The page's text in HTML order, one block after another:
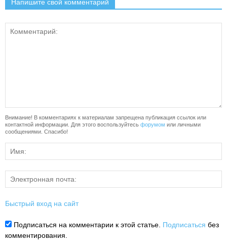
Напишите свой комментарий
Внимание! В комментариях к материалам запрещена публикация ссылок или
контактной информации. Для этого воспользуйтесь форумом или личными
сообщениями. Спасибо!
Быстрый вход на сайт
Подписаться на комментарии к этой статье. Подписаться без
комментирования.